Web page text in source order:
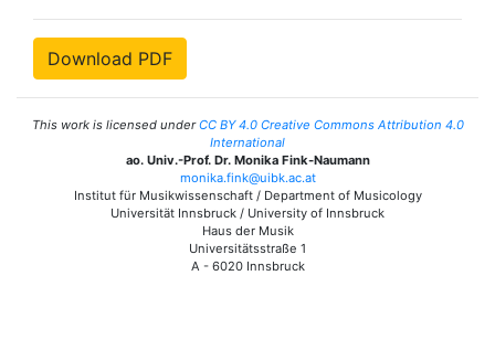
Download PDF
This work is licensed underCC BY 4.0 Creative Commons Attribution 4.0
International
ao. Univ.-Prof. Dr. Monika Fink-Naumann
monika.fink@uibk.ac.at
Institut für Musikwissenschaft / Department of Musicology
Universität Innsbruck / University of Innsbruck
Haus der Musik
Universitätsstraße 1
A - 6020 Innsbruck